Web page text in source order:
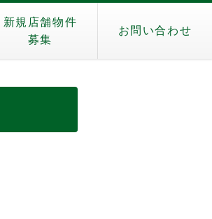
新規店舗物件
募集
お問い合わせ